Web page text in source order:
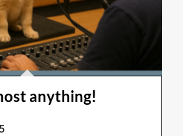
anything!